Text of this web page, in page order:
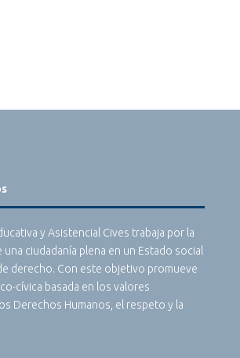
y Asistencial Cives trabaja por la
ciudadanía plena en un Estado social
derecho. Con este objetivo promueve
cívica basada en los valores
Derechos Humanos, el respeto y la